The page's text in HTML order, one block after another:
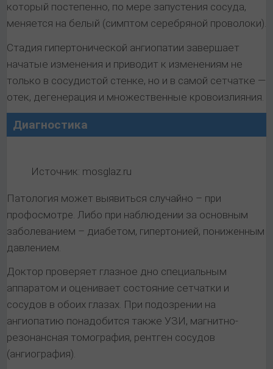
который постепенно, по мере запустения сосуда,
меняется на белый (симптом серебряной проволоки).
Стадия гипертонической ангиопатии завершает
начатые изменения и приводит к изменениям не
только в сосудистой стенке, но и в самой сетчатке —
отек, дегенерация и множественные кровоизлияния.
Диагностика
Источник: mosglaz.ru
Патология может выявиться случайно – при
профосмотре. Либо при наблюдении за основным
заболеванием – диабетом, гипертонией, пониженным
давлением.
Доктор проверяет глазное дно специальным
аппаратом и оценивает состояние сетчатки и
сосудов в обоих глазах. При подозрении на
ангиопатию понадобится также УЗИ, магнитно-
резонансная томография, рентген сосудов
(ангиография).